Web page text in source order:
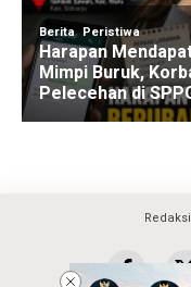
Redaksi